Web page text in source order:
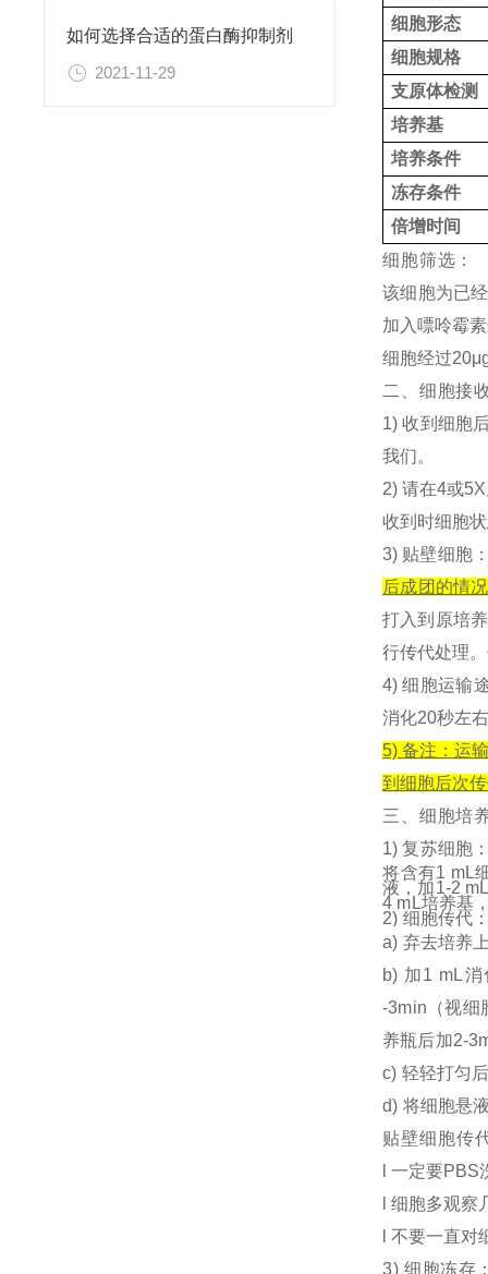
如何选择合适的蛋白酶抑制剂
2021-11-29
细胞形态
细胞规格
支原体检测
培养基
培养条件
冻存条件
倍增时间
细胞筛选：
该细胞为已
加入嘌呤霉
细胞经过
二、细胞接
1) 收到细胞
我们。
2) 请在4或
收到时细胞
3) 贴壁细胞
后成团的情
打入到原培
行传代处理
4) 细胞运输
消化20秒左
5) 备注：运
到细胞后次
三、细 胞培
1) 复苏细胞
将含有1 mL
液，加1-2
4 mL培养基
2) 细胞传代
a) 弃去培养
b) 加1 mL
-3min（视细
养瓶后加2-
c) 轻轻打匀
d) 将细胞悬
贴壁细胞传
l 一定要PBS
l 细胞多观
l 不要一直对
3) 细胞冻存